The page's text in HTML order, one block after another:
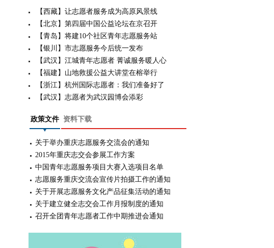
【西藏】让志愿者服务成为高原风景线
【北京】第四届中国公益论坛在京召开
【青岛】将建10个社区青年志愿服务站
【银川】市志愿服务今后统一发布
【武汉】江城青年志愿者 菁诚服务暖人心
【福建】山地救援公益大讲堂在榕举行
【浙江】杭州国际志愿者：我们准备好了
【武汉】志愿者为武汉园博会添彩
政策文件 资料下载
关于举办重庆志愿服务交流会的通知
2015年重庆志交会参展工作方案
中国青年志愿服务项目大赛入选项目名单
志愿服务重庆交流会宣传片拍摄工作的通知
关于开展志愿服务文化产品征集活动的通知
关于建立健全志交会工作月报制度的通知
召开全团青年志愿者工作中期推进会通知